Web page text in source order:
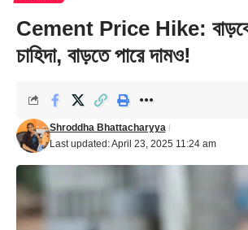
Cement Price Hike: বাড়বে
চাহিদা, বাড়তে পারে দামও!
Last updated: April 23, 2025 11:24 am
Shroddha Bhattacharyya